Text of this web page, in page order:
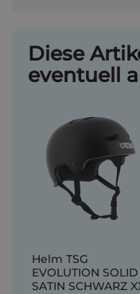
Diese
eventuell
Helm TSG
EVOLUTION SOLID
SATIN SCHWARZ